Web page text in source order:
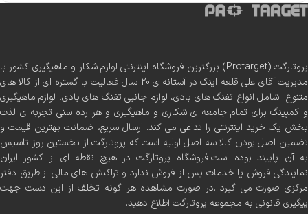
پروتارگت (Protarget) بزرگترین فروشگاه اینترنتی لوازم شکار و ماهیگیری کشور با
مدیریت آقای علی قلعه اینک در آستانه ی 20 سال فعالیت با گستره ای از کالا های
متنوع شامل انواع تفنگ های بادی، لوازم جانبی تفنگ های بادی، لوازم ماهیگیری
و کمپینگ برای تمام جامعه ی شکاری و ماهیگیری و هر رده سنی تجربه ی لذت
بخش یک خرید اینترنتی را تداعی می کند. ارسال سریع، ضمانت بهترین قیمت و
تضمین اصل بودن کالا سه اصل اولیه است که پروتارگت از نخستین روز تاسیس
به آن پایبند بوده است.فروشگاه پروتارگت در هیچ نقطه ای از کشور ایران
نمایندگی فروش یا خدمات پس از فروش ندارد و تراکنش های مالی از طریق دفتر
مرکزی صورت می گیرد .در صورت مشاهده هر گونه تخلف از این دست جهت
پیگیری قانونی به مجموعه پروتارگت اطلاع دهید.